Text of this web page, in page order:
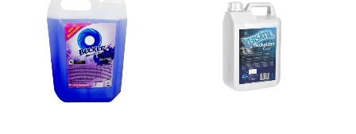
3992
10899
quantidade
Becker
02671
quantidade